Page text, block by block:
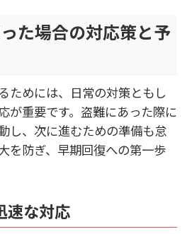
た場合の対応策と予
ためには、日常の対策ともし
が重要です。盗難にあった際に
し、次に進むための準備も怠
を防ぎ、早期回復への第一歩
速な対応